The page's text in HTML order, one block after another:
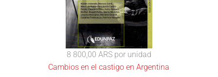
8 800,00 ARS por unidad
Cambios en el castigo en Argentina